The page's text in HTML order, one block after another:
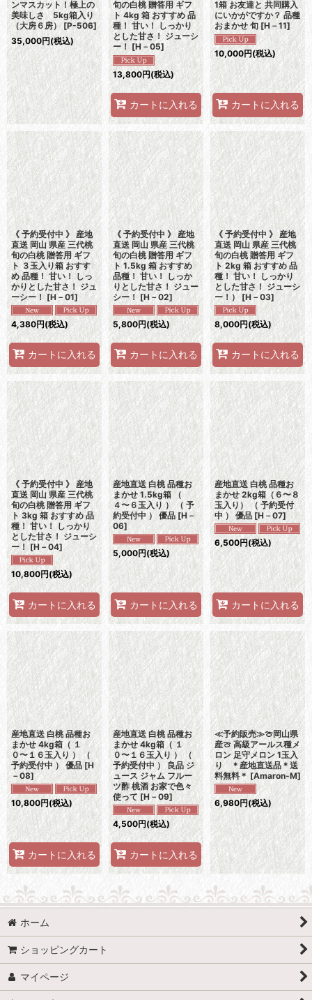
ンマスカット！極上の
美味しさ 5kg箱入り
（大房６房） [P-506]
35,000円(税込)
旬の白桃 贈答用 ギフ
ト 4kg 箱 おすすめ 品
種！ 甘い！ しっかり
とした甘さ！ ジューシ
ー！ [H－05]
13,800円(税込)
カートに入れる
1箱 お友達と 共同購入
にいかがですか？ 品種
おまかせ 旬[H－11]
10,000円(税込)
カートに入れる
《 予約受付中 》 産地
直送 岡山 県産 三代桃
旬の白桃 贈答用 ギフ
ト ３玉入り箱 おすす
め 品種！ 甘い！ しっ
かりとした甘さ！ ジュ
ーシー！ [H－01]
4,380円(税込)
カートに入れる
《 予約受付中 》 産地
直送 岡山 県産 三代桃
旬の白桃 贈答用 ギフ
ト 1.5kg 箱 おすすめ
品種！ 甘い！ しっか
りとした甘さ！ ジュー
シー！ [H－02]
5,800円(税込)
カートに入れる
《 予約受付中 》 産地
直送 岡山 県産 三代桃
旬の白桃 贈答用 ギフ
ト 2kg 箱 おすすめ 品
種！ 甘い！ しっかり
とした甘さ！ ジューシ
ー！） [H－03]
8,000円(税込)
カートに入れる
《 予約受付中 》 産地
直送 岡山 県産 三代桃
旬の白桃 贈答用 ギフ
ト 3kg 箱 おすすめ 品
種！ 甘い！ しっかり
とした甘さ！ ジューシ
ー！ [H－04]
10,800円(税込)
カートに入れる
産地直送 白桃 品種お
まかせ 1.5kg箱 （
４〜６玉入り ） （ 予
約受付中 ） 優品 [H－
06]
5,000円(税込)
カートに入れる
産地直送 白桃 品種お
まかせ 2kg箱（６〜８
玉入り） （ 予約受付
中 ） 優品 [H－07]
6,500円(税込)
カートに入れる
産地直送 白桃 品種お
まかせ 4kg箱（ １
０〜１６玉入り ） （
予約受付中 ） 優品[H
－08]
10,800円(税込)
カートに入れる
産地直送 白桃 品種お
まかせ 4kg箱（ １
０〜１６玉入り ） （
予約受付中 ） 良品 ジ
ュース ジャム フルー
ツ酢 桃酒 お家で色々
使って [H－09]
4,500円(税込)
カートに入れる
≪予約販売≫🍈岡山県
産🍈 高級アールス種メ
ロン 足守メロン 1玉入
り ＊産地直送品＊送
料無料＊ [Amaron-M]
6,980円(税込)
ホーム
ショッピングカート
マイページ